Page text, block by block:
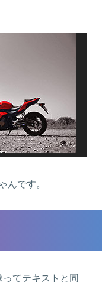
んです。
てテキストと同